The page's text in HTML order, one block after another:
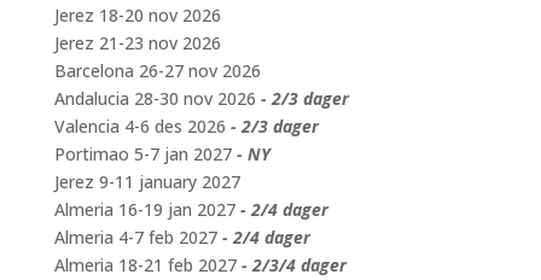
Jerez 18-20 nov 2026
Jerez 21-23 nov 2026
Barcelona 26-27 nov 2026
Andalucia 28-30 nov 2026 - 2/3 dager
Valencia 4-6 des 2026 - 2/3 dager
Portimao 5-7 jan 2027 - NY
Jerez 9-11 january 2027
Almeria 16-19 jan 2027 - 2/4 dager
Almeria 4-7 feb 2027 - 2/4 dager
Almeria 18-21 feb 2027 - 2/3/4 dager